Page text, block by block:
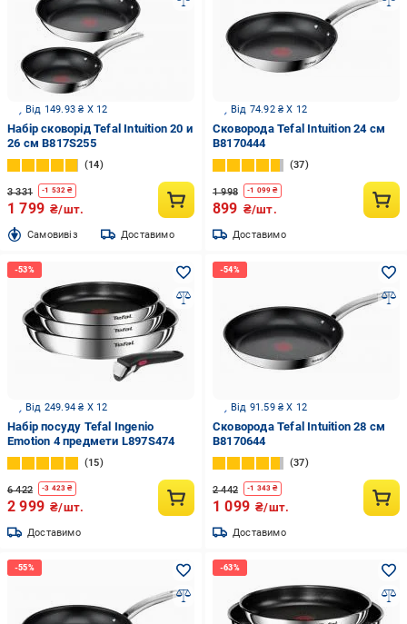
Від 149.93 ₴ X 12
Набір сковорід Tefal Intuition 20 и
26 см B817S255
14
3 331 -1 532 ₴
1 799 ₴/шт.
Cамовивіз Доставимо
Від 74.92 ₴ X 12
Сковорода Tefal Intuition 24 cм
B8170444
37
1 998 -1 099 ₴
899 ₴/шт.
Доставимо
Від 249.94 ₴ X 12
Набір посуду Tefal Ingenio
Emotion 4 предмети L897S474
15
6 422 -3 423 ₴
2 999 ₴/шт.
Доставимо
Від 91.59 ₴ X 12
Сковорода Tefal Intuition 28 cм
B8170644
37
2 442 -1 343 ₴
1 099 ₴/шт.
Доставимо